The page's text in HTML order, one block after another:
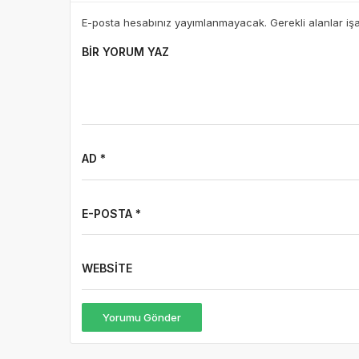
E-posta hesabınız yayımlanmayacak. Gerekli alanlar
BIR YORUM YAZ
AD *
E-POSTA *
WEBSITE
Yorumu Gönder